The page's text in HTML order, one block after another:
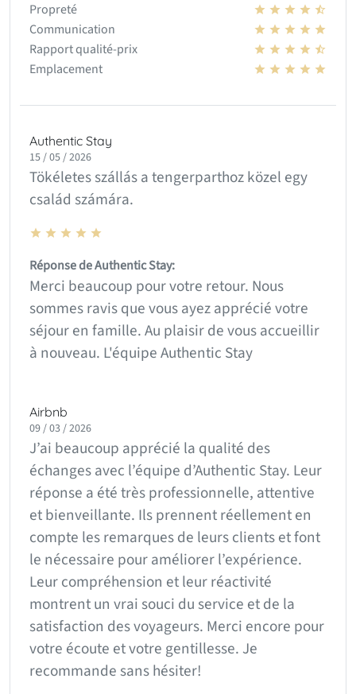
Propreté
Communication
Rapport qualité-prix
Emplacement
Authentic Stay
15 / 05 / 2026
Tökéletes szállás a tengerparthoz közel egy
család számára.
Réponse de Authentic Stay:
Merci beaucoup pour votre retour. Nous
sommes ravis que vous ayez apprécié votre
séjour en famille. Au plaisir de vous accueillir
à nouveau. L'équipe Authentic Stay
Airbnb
09 / 03 / 2026
J’ai beaucoup apprécié la qualité des
échanges avec l’équipe d’Authentic Stay. Leur
réponse a été très professionnelle, attentive
et bienveillante. Ils prennent réellement en
compte les remarques de leurs clients et font
le nécessaire pour améliorer l’expérience.
Leur compréhension et leur réactivité
montrent un vrai souci du service et de la
satisfaction des voyageurs. Merci encore pour
votre écoute et votre gentillesse. Je
recommande sans hésiter!